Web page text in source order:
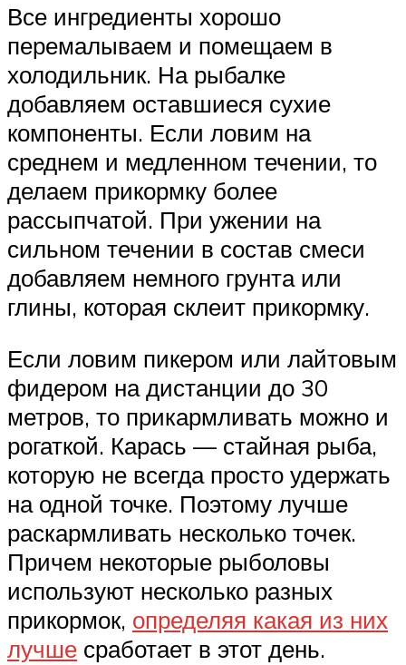
Все ингредиенты хорошо
перемалываем и помещаем в
холодильник. На рыбалке
добавляем оставшиеся сухие
компоненты. Если ловим на
среднем и медленном течении, то
делаем прикормку более
рассыпчатой. При ужении на
сильном течении в состав смеси
добавляем немного грунта или
глины, которая склеит прикормку.
Если ловим пикером или лайтовым
фидером на дистанции до 30
метров, то прикармливать можно и
рогаткой. Карась — стайная рыба,
которую не всегда просто удержать
на одной точке. Поэтому лучше
раскармливать несколько точек.
Причем некоторые рыболовы
используют несколько разных
прикормок, определяя какая из них
лучше сработает в этот день.